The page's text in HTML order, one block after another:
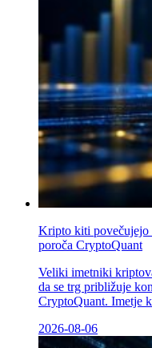
Kripto kiti povečujejo
poroča CryptoQuant
Veliki imetniki
da se trg približuje
CryptoQuant. Imetje
2026-08-06